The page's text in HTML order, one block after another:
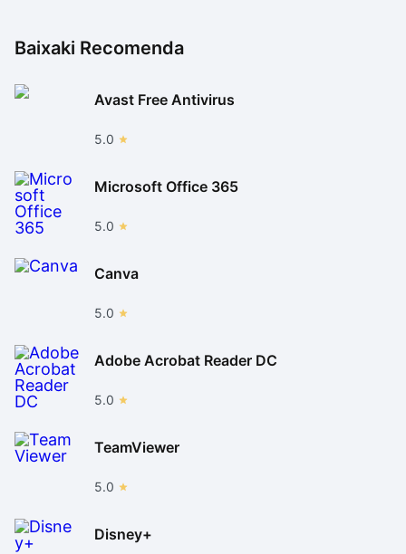
Baixaki Recomenda
Avast Free Antivirus
5.0
Microsoft Office 365
5.0
Canva
5.0
Adobe Acrobat Reader DC
5.0
TeamViewer
5.0
Disney+